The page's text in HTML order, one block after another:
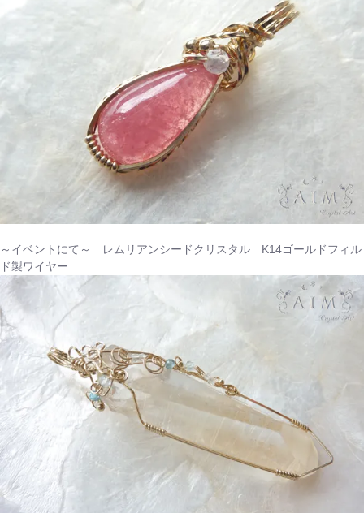
～イベントにて～ レムリアンシードクリスタル K14ゴールドフィル
ド製ワイヤー